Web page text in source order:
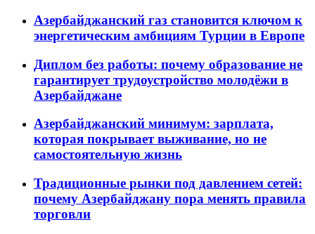
Азербайджанский газ становится ключом к
энергетическим амбициям Турции в Европе
Диплом без работы: почему образование не
гарантирует трудоустройство молодёжи в
Азербайджане
Азербайджанский минимум: зарплата,
которая покрывает выживание, но не
самостоятельную жизнь
Традиционные рынки под давлением сетей:
почему Азербайджану пора менять правила
торговли